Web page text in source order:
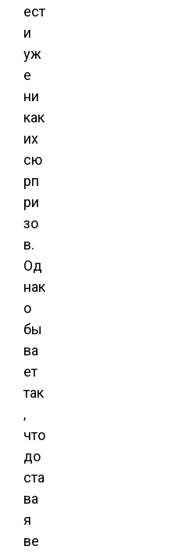
ест
и
уж
е
ни
как
их
сю
рп
ри
зо
в.
Од
нак
о
бы
ва
ет
так
,
что
до
ста
ва
я
ве